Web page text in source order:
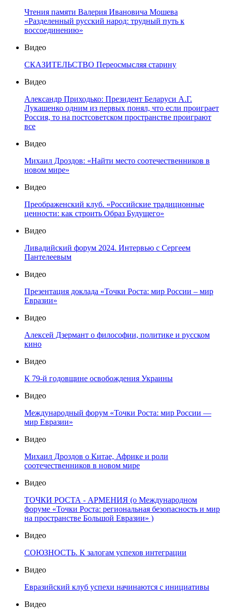
Чтения памяти Валерия Ивановича Мошева
«Разделенный русский народ: трудный путь к
воссоединению»
Видео
СКАЗИТЕЛЬСТВО Переосмысляя старину
Видео
Александр Приходько: Президент Беларуси А.Г.
Лукашенко одним из первых понял, что если проиграет
Россия, то на постсоветском пространстве проиграют
все
Видео
Михаил Дроздов: «Найти место соотечественников в
новом мире»
Видео
Преображенский клуб. «Российские традиционные
ценности: как строить Образ Будущего»
Видео
Ливадийский форум 2024. Интервью с Сергеем
Пантелеевым
Видео
Презентация доклада «Точки Роста: мир России – мир
Евразии»
Видео
Алексей Дзермант о философии, политике и русском
кино
Видео
К 79-й годовщине освобождения Украины
Видео
Международный форум «Точки Роста: мир России —
мир Евразии»
Видео
Михаил Дроздов о Китае, Африке и роли
соотечественников в новом мире
Видео
ТОЧКИ РОСТА - АРМЕНИЯ (о Международном
форуме «Точки Роста: региональная безопасность и мир
на пространстве Большой Евразии» )
Видео
СОЮЗНОСТЬ. К залогам успехов интеграции
Видео
Евразийский клуб успехи начинаются с инициативы
Видео